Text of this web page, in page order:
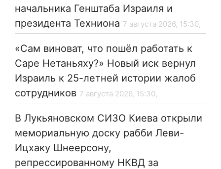
начальника Генштаба Израиля и
президента Техниона 7 августа 2026, 15:30,
«Сам виноват, что пошёл работать к
Саре Нетаньяху?» Новый иск вернул
Израиль к 25-летней истории жалоб
сотрудников 7 августа 2026, 15:30,
В Лукьяновском СИЗО Киева открыли
мемориальную доску рабби Леви-
Ицхаку Шнеерсону,
репрессированному НКВД за